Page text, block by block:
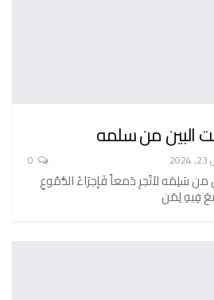
البين من سلمه
سَلِمَه لاَتُجرِ دَمعاً فَإجرَاءُ الدُّمُوعِ
فِيهِ لِمَن